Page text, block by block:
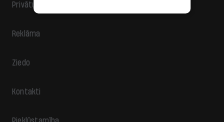
Privātuma politika
Reklāma
Ziedo
Kontakti